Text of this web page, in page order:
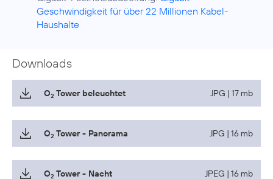
Geschwindigkeit für über 22 Millionen Kabel-
Haushalte
Downloads
O2 Tower beleuchtet JPG | 17 mb
O2 Tower - Panorama JPG | 16 mb
O2 Tower - Nacht JPEG | 16 mb